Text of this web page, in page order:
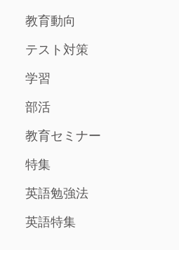
教育動向
テスト対策
学習
部活
教育セミナー
特集
英語勉強法
英語特集